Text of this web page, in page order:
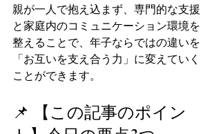
親が一人で抱え込まず、専門的な支援
と家庭内のコミュニケーション環境を
整えることで、年子ならではの違いを
「お互いを支え合う力」に変えていく
ことができます。
📌 【この記事のポイン